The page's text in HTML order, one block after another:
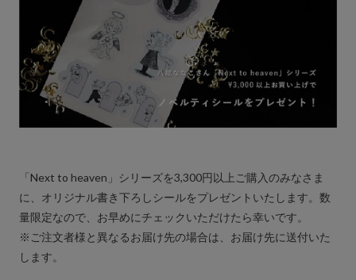
「Next to heaven」シリーズを3,300円以上ご購入のみなさま
に、オリジナル書き下ろしシールをプレゼントいたします。数
量限定なので、お早めにチェックいただけたら幸いです。
※ご注文者様と異なるお届け先の場合は、お届け先に送付いた
します。